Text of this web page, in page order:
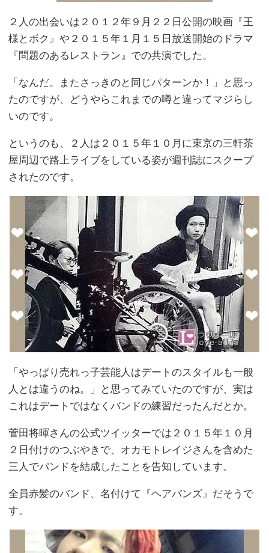
２人の出会いは２０１２年９月２２日公開の映画『王
様とボク』や２０１５年１月１５日放送開始のドラマ
『問題のあるレストラン』での共演でした。
「なんだ。またさっきのと同じパターンか！」と思っ
たのですが、どうやらこれまでの噂と違ってマジらし
いのです。
というのも、２人は２０１５年１０月に東京の三軒茶
屋周辺で路上ライブをしている姿が週刊誌にスクープ
されたのです。
「やっぱり売れっ子芸能人はデートのスタイルも一般
人とは違うのね。」と思ってみていたのですが、実は
これはデートではなくバンドの練習だったんだとか。
菅田将暉さんの公式ツイッターでは２０１５年１０月
２日付けのつぶやきで、オカモトレイジさんを含めた
三人でバンドを結成したことを告知しています。
全員赤髪のバンド、名付けて『ヘアバンズ』だそうで
す。